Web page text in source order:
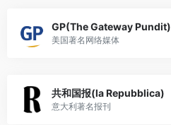
GP(The Gateway Pundit)
美国著名网络媒体
共和国报(la Repubblica)
意大利著名报刊